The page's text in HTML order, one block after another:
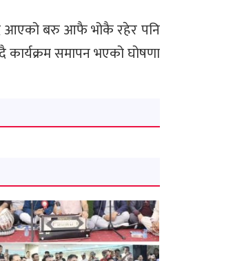
आएको बरु आफै भोकै रहेर पनि
कार्यक्रम समापन भएको घोषणा